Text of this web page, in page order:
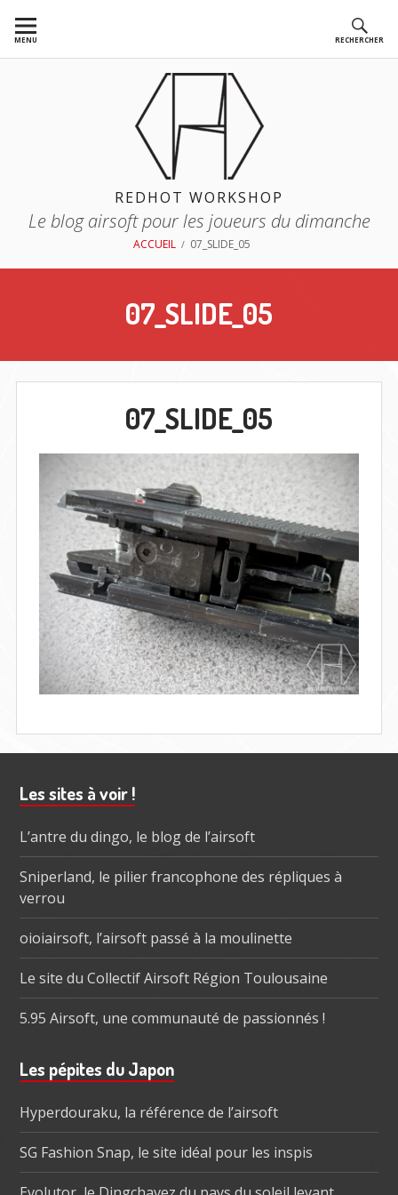
auMENU RECHERCHER
REDHOT WORKSHOP
Le blog airsoft pour les joueurs du dimanche
ACCUEIL 07_SLIDE_05
07_SLIDE_05
07_SLIDE_05
Barre
subsidiaire
Les sites à voir !
L’antre du dingo, le blog de l’airsoft
Sniperland, le pilier francophone des répliques à
verrou
oioiairsoft, l’airsoft passé à la moulinette
Le site du Collectif Airsoft Région Toulousaine
5.95 Airsoft, une communauté de passionnés !
Les pépites du Japon
Hyperdouraku, la référence de l’airsoft
SG Fashion Snap, le site idéal pour les inspis